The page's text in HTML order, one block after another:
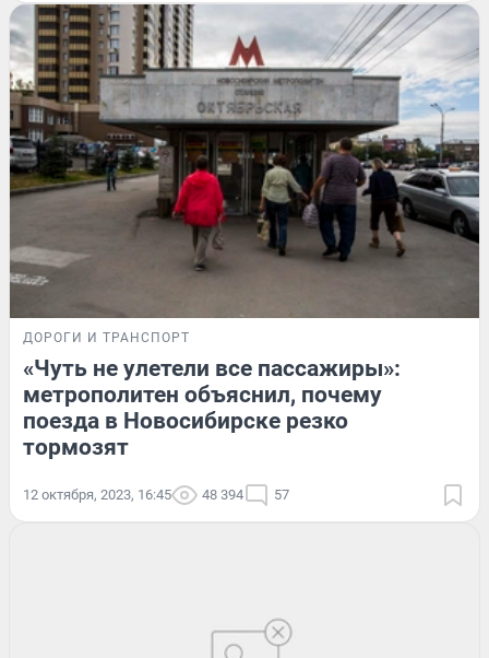
ДОРОГИ И ТРАНСПОРТ
«Чуть не улетели все пассажиры»:
метрополитен объяснил, почему
поезда в Новосибирске резко
тормозят
12 октября, 2023, 16:45 48 394 57